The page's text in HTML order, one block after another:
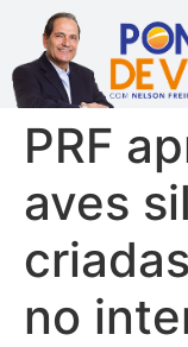
PRF
aves
no